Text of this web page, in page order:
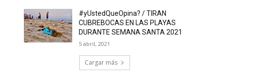
#yUstedQueOpina? / TIRAN
CUBREBOCAS EN LAS PLAYAS
DURANTE SEMANA SANTA 2021
5 abril, 2021
Cargar más